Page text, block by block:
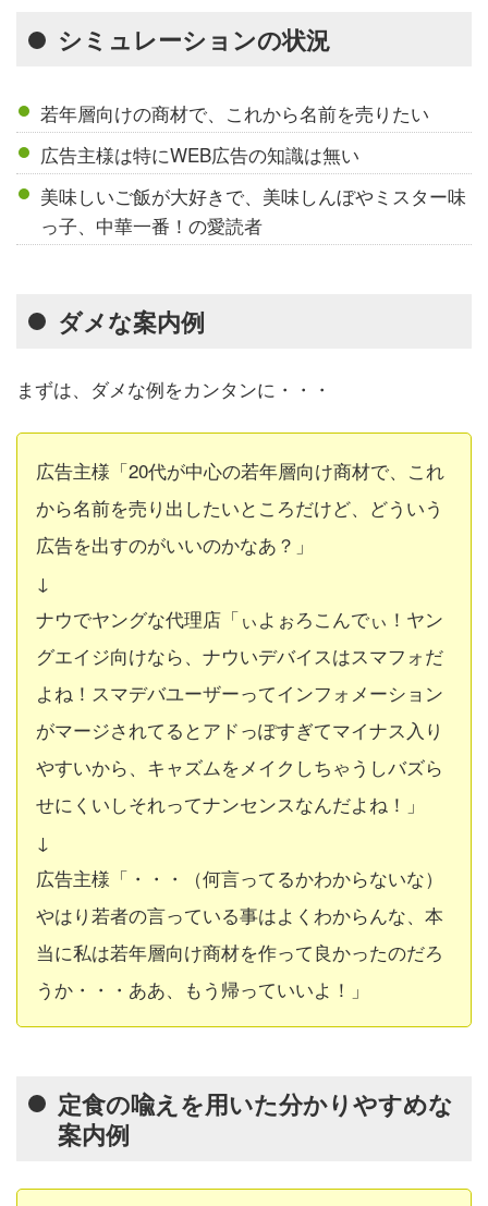
シミュレーションの状況
若年層向けの商材で、これから名前を売りたい
広告主様は特にWEB広告の知識は無い
美味しいご飯が大好きで、美味しんぼやミスター味
っ子、中華一番！の愛読者
ダメな案内例
まずは、ダメな例をカンタンに・・・
広告主様「20代が中心の若年層向け商材で、これ
から名前を売り出したいところだけど、どういう
広告を出すのがいいのかなあ？」
↓
ナウでヤングな代理店「ぃよぉろこんでぃ！ヤン
グエイジ向けなら、ナウいデバイスはスマフォだ
よね！スマデバユーザーってインフォメーション
がマージされてるとアドっぽすぎてマイナス入り
やすいから、キャズムをメイクしちゃうしバズら
せにくいしそれってナンセンスなんだよね！」
↓
広告主様「・・・（何言ってるかわからないな）
やはり若者の言っている事はよくわからんな、本
当に私は若年層向け商材を作って良かったのだろ
うか・・・ああ、もう帰っていいよ！」
定食の喩えを用いた分かりやすめな
案内例